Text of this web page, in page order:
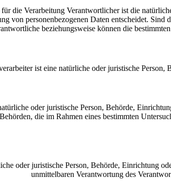
die Verarbeitung Verantwortlicher ist die
von personenbezogenen Daten entscheidet.
beziehungsweise können die
ist eine natürliche oder juristische
oder juristische Person, Behörde,
die im Rahmen eines bestimmten
oder juristische Person, Behörde, Einrichtung
unmittelbaren Verantwortung des